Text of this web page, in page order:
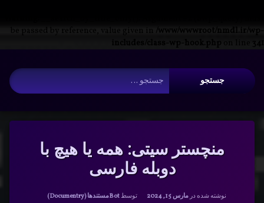
be passed by reference, value given in
/www/wwwroot/nmdl.ir/wp-
محتوا
آرشیو
جستجو برای:
منچستر سیتی: همه یا هیچ با
دوبله فارسی
نوشته شده درمارس 15, 2024 توسطBotدسته بندی ها:
مستندها (Documentry)